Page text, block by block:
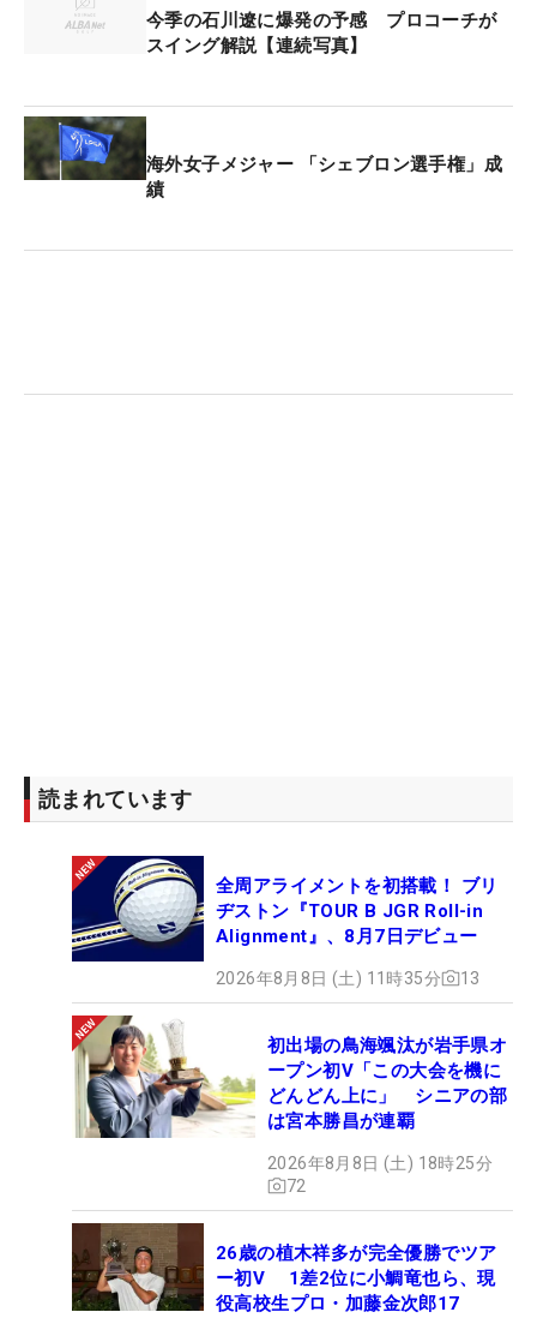
今季の石川遼に爆発の予感 プロコーチが
スイング解説【連続写真】
海外女子メジャー 「シェブロン選手権」成
績
読まれています
全周アライメントを初搭載！ ブリ
ヂストン『TOUR B JGR Roll-in
Alignment』、8月7日デビュー
2026年8月8日 (土) 11時35分 13
初出場の鳥海颯汰が岩手県オ
ープン初V「この大会を機に
どんどん上に」 シニアの部
は宮本勝昌が連覇
2026年8月8日 (土) 18時25分
72
26歳の植木祥多が完全優勝でツア
ー初V 1差2位に小鯛竜也ら、現
役高校生プロ・加藤金次郎17